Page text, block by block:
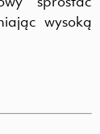
wysoką